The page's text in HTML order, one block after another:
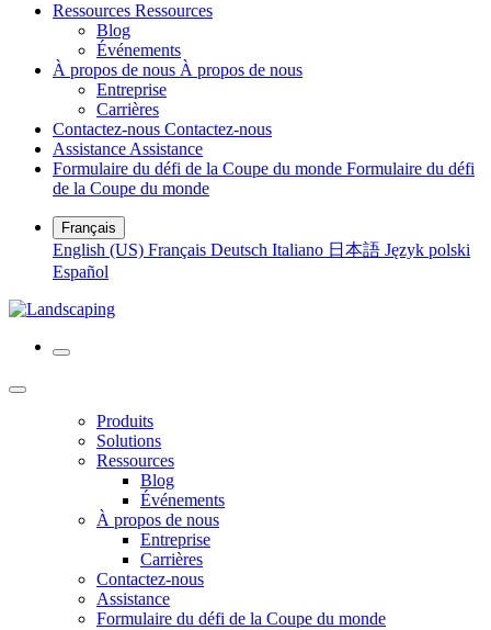
Ressources Ressources
Blog
Événements
À propos de nous À propos de nous
Entreprise
Carrières
Contactez-nous Contactez-nous
Assistance Assistance
Formulaire du défi de la Coupe du monde Formulaire du défi
de la Coupe du monde
Français
English (US) Français Deutsch Italiano 日本語 Język polski
Español
Produits
Solutions
Ressources
Blog
Événements
À propos de nous
Entreprise
Carrières
Contactez-nous
Assistance
Formulaire du défi de la Coupe du monde